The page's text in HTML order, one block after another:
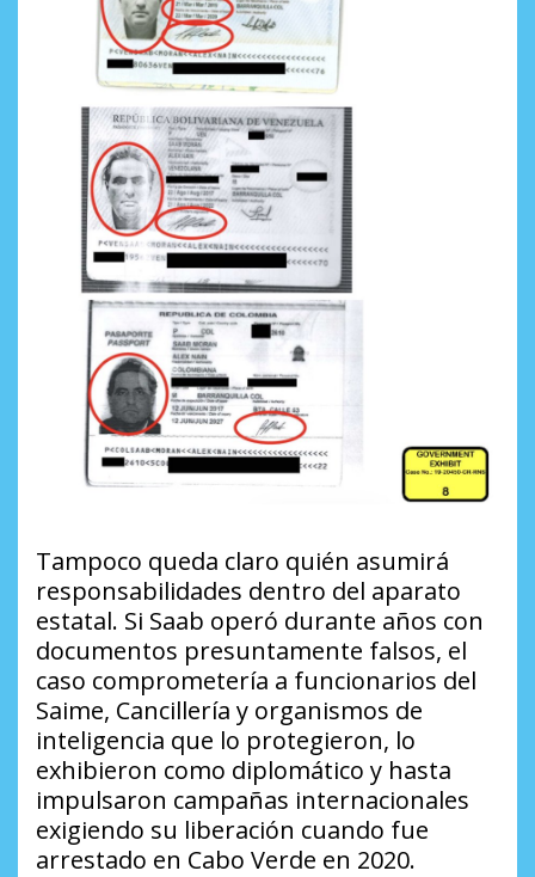
Tampoco queda claro quién asumirá
responsabilidades dentro del aparato
estatal. Si Saab operó durante años con
documentos presuntamente falsos, el
caso comprometería a funcionarios del
Saime, Cancillería y organismos de
inteligencia que lo protegieron, lo
exhibieron como diplomático y hasta
impulsaron campañas internacionales
exigiendo su liberación cuando fue
arrestado en Cabo Verde en 2020.